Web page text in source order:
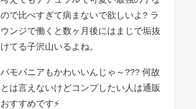
ので比べすぎて病まないで欲しいよ? ラ
ウンジで働くと数ヶ月後にはまじで垢抜
けてる子沢山いるよね。
パモバニアもかわいいんじゃ～??? 何故
とは言えないけどコンプしたい人は通販
おすすめです⚡️